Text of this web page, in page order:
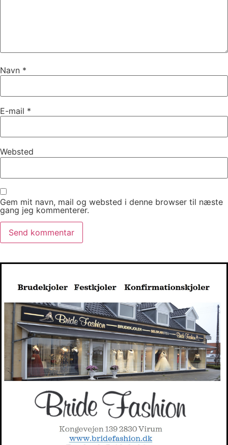
Navn *
E-mail *
Websted
Gem mit navn, mail og websted i denne browser til næste
gang jeg kommenterer.